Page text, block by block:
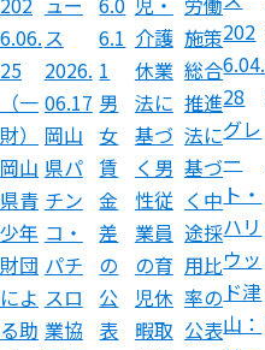
6.06.
25
（一
財）
岡山
県青
少年
財団
によ
る助
ス
2026.
06.17
岡山
県パ
チン
コ・
パチ
スロ
業協
6.1
1
男
女
賃
金
差
の
公
表
介護
休業
法に
基づ
く男
性従
業員
の育
児休
暇取
施策
総合
推進
法に
基づ
く中
途採
用比
率の
公表
202
6.04.
28
グレ
ー
ト・
ハリ
ウッ
ド津
山：